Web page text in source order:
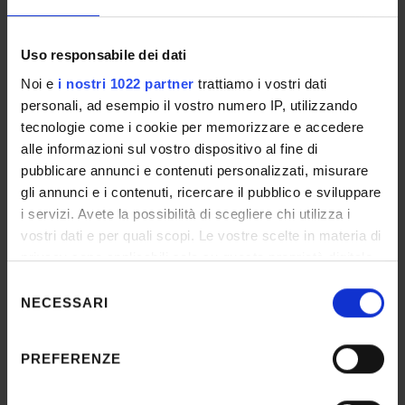
Uso responsabile dei dati
Noi e i nostri 1022 partner trattiamo i vostri dati
personali, ad esempio il vostro numero IP, utilizzando
tecnologie come i cookie per memorizzare e accedere
alle informazioni sul vostro dispositivo al fine di
pubblicare annunci e contenuti personalizzati, misurare
gli annunci e i contenuti, ricercare il pubblico e sviluppare
i servizi. Avete la possibilità di scegliere chi utilizza i
vostri dati e per quali scopi. Le vostre scelte in materia di
privacy sono applicabili solo su questa proprietà digitale
modificare o revocare il proprio consenso in qualsiasi
momento dalla Dichiarazione sui cookie o facendo clic
delNECESSARI
PREFERENZE
Medicina interna - S.S.D. MED/09
2023po24003
Bando scaduto
Personale docente
Professore Ordinario
Chiamata Professore Ordinario 2023 -
Procedure valutative
Data pubblicazione sull'albo ufficiale:31-
mag-2023
Scadenza presentazione domanda:15-giu-
Biomedicina e Movimento - S.C.
Fisiologia - 1 posto - Cod.